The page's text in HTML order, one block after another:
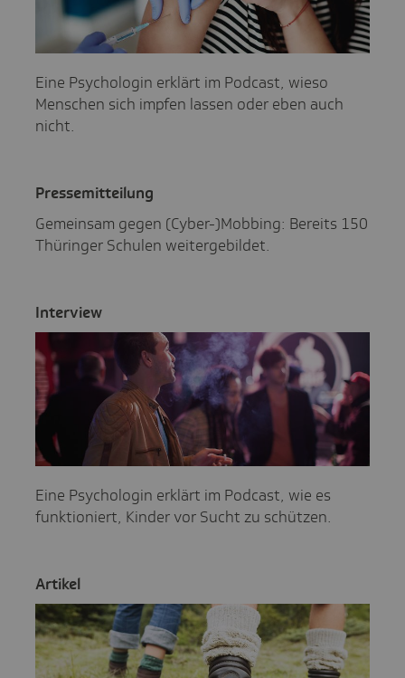
Eine Psychologin erklärt im Podcast, wieso
Menschen sich impfen lassen oder eben auch
nicht.
Pres­se­mit­tei­lung
Gemeinsam gegen (Cyber-)Mobbing: Bereits 150
Thüringer Schulen weitergebildet.
Inter­view
Eine Psychologin erklärt im Podcast, wie es
funktioniert, Kinder vor Sucht zu schützen.
Artikel